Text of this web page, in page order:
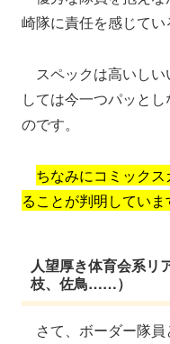
崎隊に責任を感じてい
スペックは高いし
しては今一つパッと
のです。
ちなみにコミック
ることが判明していま
人望厚き体育会系リ
枝、佐鳥……）
さて、ボーダー隊